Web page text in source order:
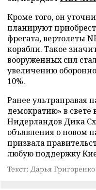
Кроме того, он
планируют
фрегата, вертолеты
корабли. Такое
вооруженных сил
увеличению
10%.
Ранее ультраправая
демократию» в
Нидерландов Дика
объявления о новом
призвала
любую поддержку
Текст: Дарья Григоренко